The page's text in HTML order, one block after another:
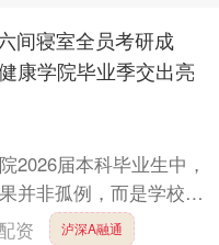
间寝室全员考研成
康学院毕业季交出亮
2026届本科毕业生中，
并非孤例，而是学校深
，该学院不仅有多名学
资 泸深A融通